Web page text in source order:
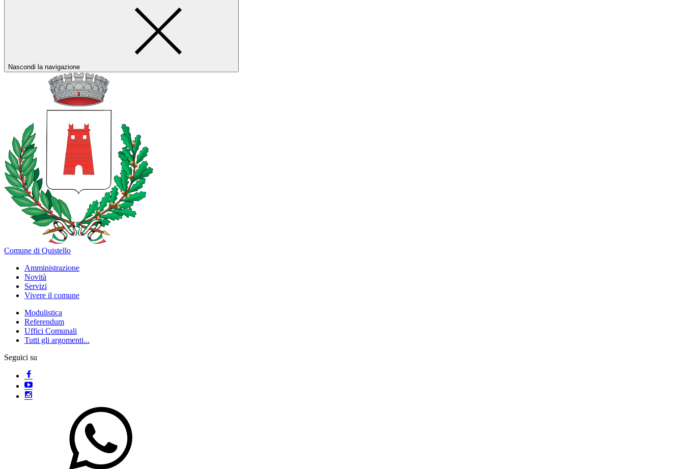
Nascondi la navigazione
Comune di Quistello
Amministrazione
Novità
Servizi
Vivere il comune
Modulistica
Referendum
Uffici Comunali
Tutti gli argomenti...
Seguici su